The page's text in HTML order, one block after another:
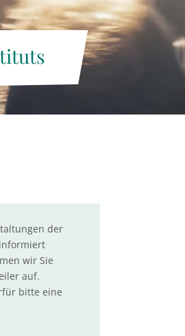
der
wir Sie
auf.
bitte eine